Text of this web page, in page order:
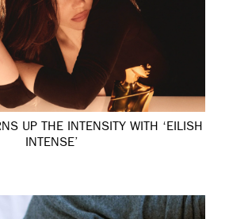
UP THE INTENSITY WITH ‘EILISH
INTENSE’